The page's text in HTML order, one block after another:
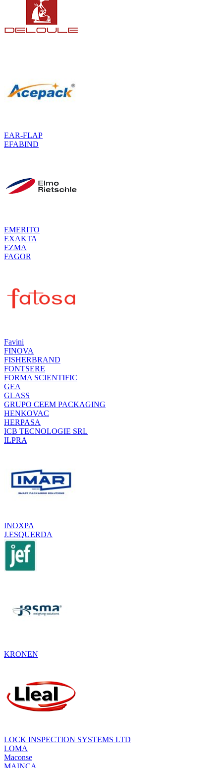
EAR-FLAP
EFABIND
EMERITO
EXAKTA
EZMA
FAGOR
Favini
FINOVA
FISHERBRAND
FONTSERE
FORMA SCIENTIFIC
GEA
GLASS
GRUPO CEEM PACKAGING
HENKOVAC
HERPASA
ICB TECNOLOGIE SRL
ILPRA
INOXPA
J.ESQUERDA
KRONEN
LOCK INSPECTION SYSTEMS LTD
LOMA
Maconse
MAINCA